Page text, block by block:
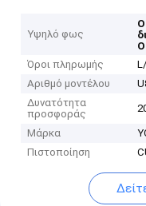
Υψηλό φως
Όροι πληρωμής
Αριθμό μοντέλου
Δυνατότητα
προσφοράς
Μάρκα
Πιστοποίηση